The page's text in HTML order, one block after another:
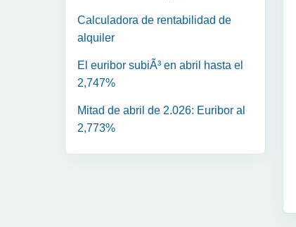
Calculadora de rentabilidad de
alquiler
El euribor subiÃ³ en abril hasta el
2,747%
Mitad de abril de 2.026: Euribor al
2,773%